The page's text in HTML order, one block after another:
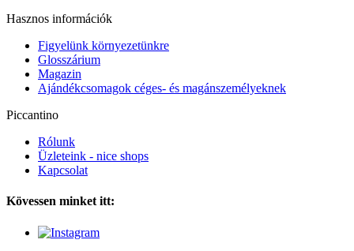
Hasznos információk
Figyelünk környezetünkre
Glosszárium
Magazin
Ajándékcsomagok céges- és magánszemélyeknek
Piccantino
Rólunk
Üzleteink - nice shops
Kapcsolat
Kövessen minket itt: